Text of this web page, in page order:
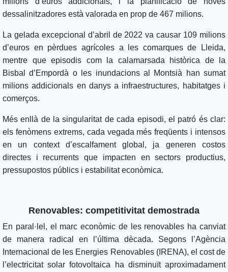
dessalinitzadores està valorada en prop de 467 milions.
La gelada excepcional d’abril de 2022 va causar 109 milions
d’euros en pèrdues agrícoles a les comarques de Lleida,
mentre que episodis com la calamarsada històrica de la
Bisbal d’Empordà o les inundacions al Montsià han sumat
milions addicionals en danys a infraestructures, habitatges i
comerços.
Més enllà de la singularitat de cada episodi, el patró és clar:
els fenòmens extrems, cada vegada més freqüents i intensos
en un context d’escalfament global, ja generen costos
directes i recurrents que impacten en sectors productius,
pressupostos públics i estabilitat econòmica.
Renovables: competitivitat demostrada
En paral·lel, el marc econòmic de les renovables ha canviat
de manera radical en l’última dècada. Segons l’Agència
Internacional de les Energies Renovables (IRENA), el cost de
l’electricitat solar fotovoltaica ha disminuït aproximadament